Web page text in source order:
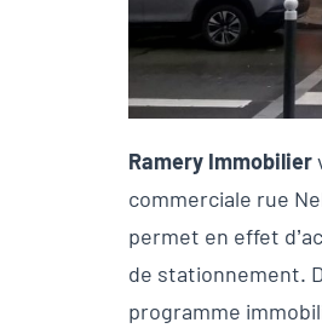
Ramery Immobilier
commerciale rue
permet en effet
de stationnement.
programme